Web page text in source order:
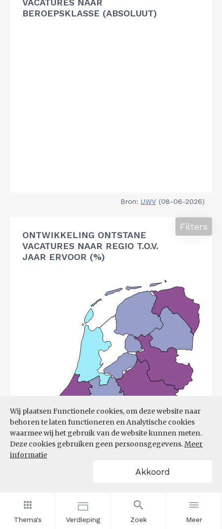
Thema's Verdieping Zoek Meer
Wij plaatsen Functionele cookies, om deze website naar
behoren te laten functioneren en Analytische cookies
waarmee wij het gebruik van de website kunnen meten.
Deze cookies gebruiken geen persoonsgegevens.Meer
informatie
Akkoord
VACATURES NAAR
BEROEPSKLASSE (ABSOLUUT)
Bron: UWV (08-06-2026)
ONTWIKKELING ONTSTANE
VACATURES NAAR REGIO T.O.V.
JAAR ERVOOR (%)
Filters
Bron:UWV (08-06-2026)